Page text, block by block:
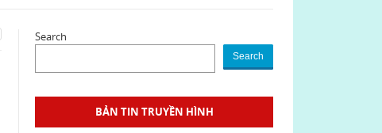
Search
Search
BẢN TIN TRUYỀN HÌNH